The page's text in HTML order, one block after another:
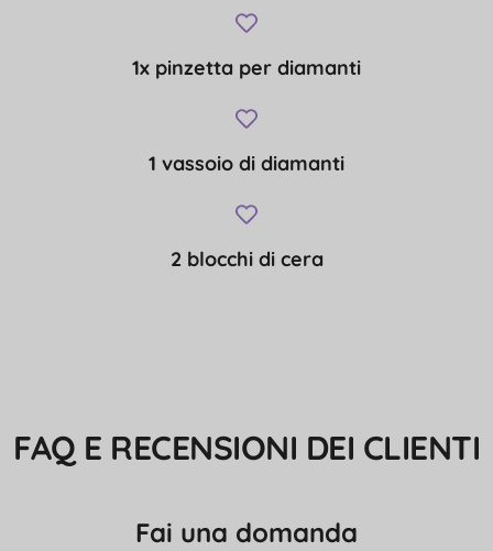
1x pinzetta per diamanti
1 vassoio di diamanti
2 blocchi di cera
FAQ E RECENSIONI DEI CLIENTI
Fai una domanda